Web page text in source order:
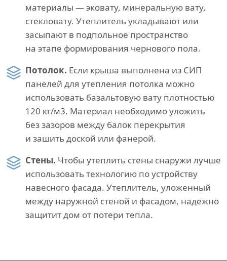
материалы — эковату, минеральную вату,
стекловату. Утеплитель укладывают или
засыпают в подпольное пространство
на этапе формирования чернового пола.
Потолок. Если крыша выполнена из СИП
панелей для утепления потолка можно
использовать базальтовую вату плотностью
120 кг/м3. Материал необходимо уложить
без зазоров между балок перекрытия
и зашить доской или фанерой.
Стены. Чтобы утеплить стены снаружи лучше
использовать технологию по устройству
навесного фасада. Утеплитель, уложенный
между наружной стеной и фасадом, надежно
защитит дом от потери тепла.